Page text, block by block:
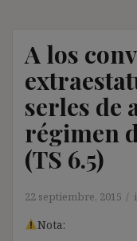
A los
serles de
régimen
(TS 6.5)
22 septiembre, 2015
Nota: